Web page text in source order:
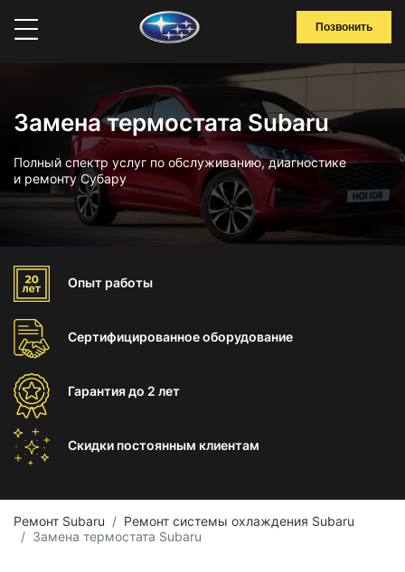
Позвонить
Замена термостата Subaru
Полный спектр услуг по обслуживанию, диагностике
и ремонту Субару
Опыт работы
Сертифицированноеоборудование
Гарантиядо 2 лет
Скидки постоянным клиентам
Ремонт Subaru
Ремонт системы охлаждения Subaru
Замена термостата Subaru